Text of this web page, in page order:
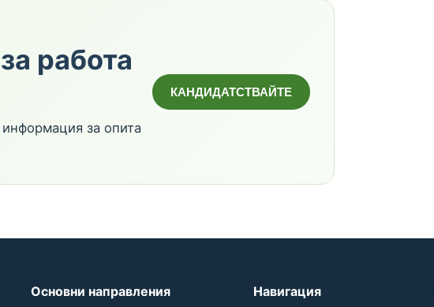
работа
за опита
КАНДИДАТСТВАЙТЕ
Основни направления Навигация